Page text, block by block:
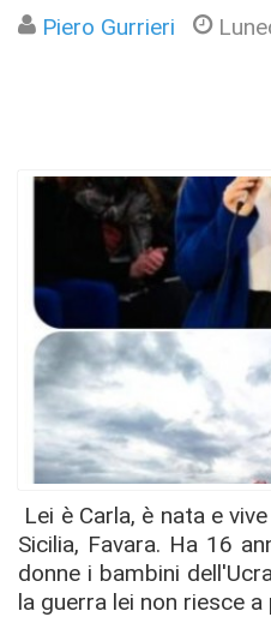
Piero Gurrieri
Lei è Carla, è nata e
Sicilia, Favara. Ha 16
donne i bambini
la guerra lei non riesce